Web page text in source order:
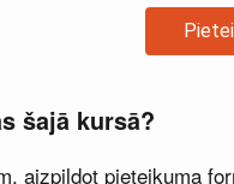
šajā kursā?
aizpildot pieteikuma